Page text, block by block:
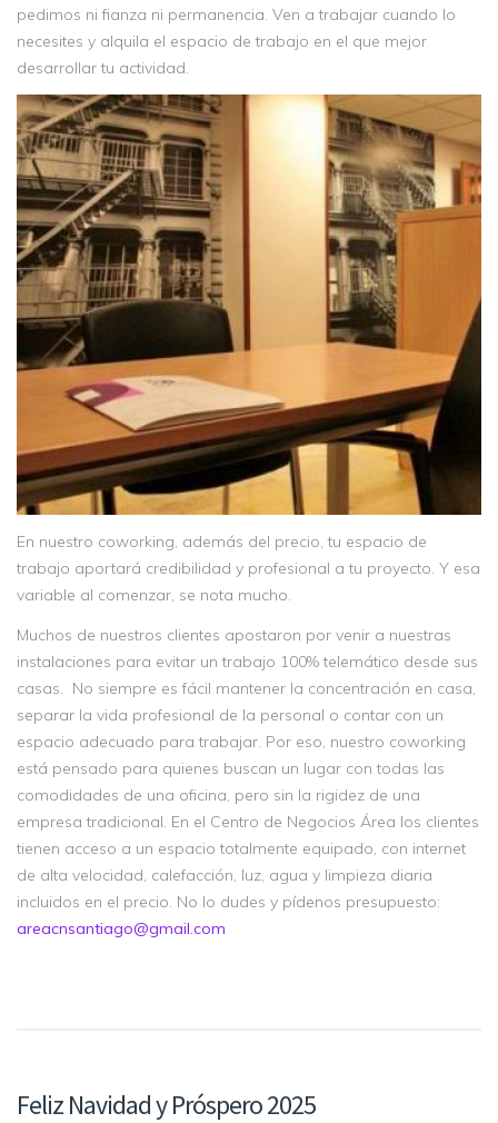
pedimos ni fianza ni permanencia. Ven a trabajar cuando lo
necesites y alquila el espacio de trabajo en el que mejor
desarrollar tu actividad.
En nuestro coworking, además del precio, tu espacio de
trabajo aportará credibilidad y profesional a tu proyecto. Y esa
variable al comenzar, se nota mucho.
Muchos de nuestros clientes apostaron por venir a nuestras
instalaciones para evitar un trabajo 100% telemático desde sus
casas. No siempre es fácil mantener la concentración en casa,
separar la vida profesional de la personal o contar con un
espacio adecuado para trabajar. Por eso, nuestro coworking
está pensado para quienes buscan un lugar con todas las
comodidades de una oficina, pero sin la rigidez de una
empresa tradicional. En el Centro de Negocios Área los clientes
tienen acceso a un espacio totalmente equipado, con internet
de alta velocidad, calefacción, luz, agua y limpieza diaria
incluidos en el precio. No lo dudes y pídenos presupuesto:
areacnsantiago@gmail.com
Feliz Navidad y Próspero 2025